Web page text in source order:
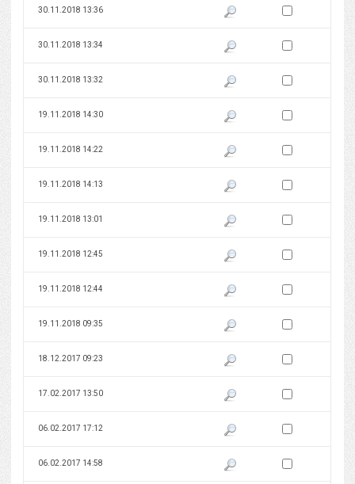
30.11.2018 13:36 Pokaż podgląd wersji z dnia
Zaznacz wersję do
30.11.2018 13:34 Pokaż podgląd wersji z dnia
Zaznacz wersję do
30.11.2018 13:32 Pokaż podgląd wersji z dnia
Zaznacz wersję do
19.11.2018 14:30 Pokaż podgląd wersji z dnia
Zaznacz wersję do
19.11.2018 14:22 Pokaż podgląd wersji z dnia
Zaznacz wersję do
19.11.2018 14:13 Pokaż podgląd wersji z dnia
Zaznacz wersję do
19.11.2018 13:01 Pokaż podgląd wersji z dnia
Zaznacz wersję do
19.11.2018 12:45 Pokaż podgląd wersji z dnia
Zaznacz wersję do
19.11.2018 12:44 Pokaż podgląd wersji z dnia
Zaznacz wersję do
19.11.2018 09:35 Pokaż podgląd wersji z dnia
Zaznacz wersję do
18.12.2017 09:23 Pokaż podgląd wersji z dnia
Zaznacz wersję do
17.02.2017 13:50 Pokaż podgląd wersji z dnia
Zaznacz wersję do
06.02.2017 17:12 Pokaż podgląd wersji z dnia
Zaznacz wersję do
06.02.2017 14:58 Pokaż podgląd wersji z dnia
Zaznacz wersję do